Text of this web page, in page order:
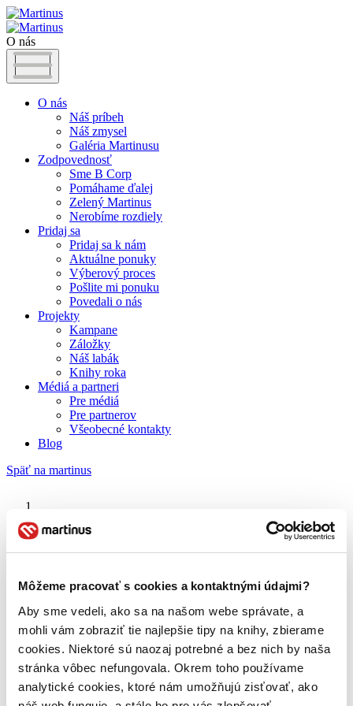
Môžeme pracovať s cookies a kontaktnými údajmi?
Aby sme vedeli, ako sa na našom webe správate, a
mohli vám zobraziť tie najlepšie tipy na knihy, zbierame
cookies. Niektoré sú naozaj potrebné a bez nich by naša
stránka vôbec nefungovala. Okrem toho používame
analytické cookies, ktoré nám umožňujú zisťovať, ako
O nás
O nás
Náš príbeh
Náš zmysel
Galéria Martinusu
Zodpovednosť
Sme B Corp
Pomáhame ďalej
Zelený Martinus
Nerobíme rozdiely
Pridaj sa
Pridaj sa k nám
Aktuálne ponuky
Výberový proces
Pošlite mi ponuku
Povedali o nás
Projekty
Kampane
Záložky
Náš labák
Knihy roka
Médiá a partneri
Pre médiá
Pre partnerov
Všeobecné kontakty
Blog
Späť na martinus
Smrť a život Charlieho St. Clouda
O nás
Náš príbeh
Galéria Martinusu
Zodpovednosť
Sme B Corp